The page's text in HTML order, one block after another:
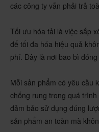
các công ty vẫn phải trả
​​​​​Tối ưu hóa tải là việc sắp
để tối đa hóa hiệu quả
phí. Đây là nơi bao bì đóng
Mỗi sản phẩm có yêu cầu
chống rung trong quá
đảm bảo sử dụng đúng
sản phẩm an toàn mà